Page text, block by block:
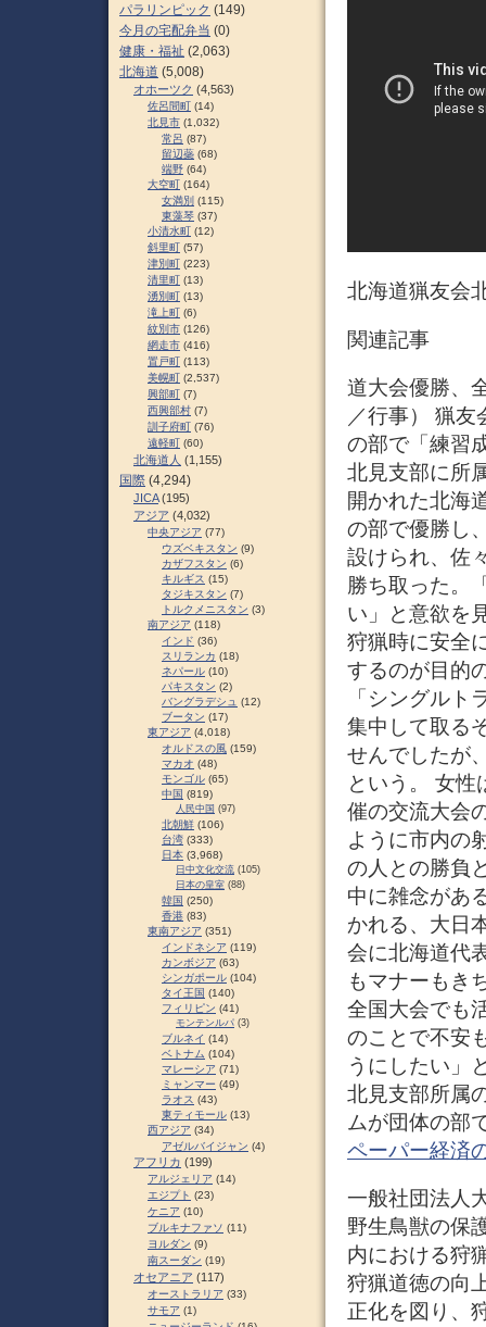
北海道猟友会
関連記事
道大会優勝、
／行事） 猟
の部で「練習
北見支部に所
開かれた北海
の部で優勝し
設けられ、佐
勝ち取った。
い」と意欲を
狩猟時に安全
するのが目的
「シングル
集中して取る
せんでしたが
という。 女
催の交流大会
ように市内の
の人との勝負
中に雑念があ
かれる、大日
会に北海道代
もマナーもき
全国大会でも
のことで不安
うにしたい」
北見支部所属
ムが団体の部
ペーパー経済
一般社団法人
野生鳥獣の保
内における狩
狩猟道徳の向
正化を図り、
パラリンピック (149)
今月の宅配弁当 (0)
健康・福祉 (2,063)
北海道 (5,008)
オホーツク (4,563)
佐呂間町 (14)
北見市 (1,032)
常呂 (87)
留辺蘂 (68)
端野 (64)
大空町 (164)
女満別 (115)
東藻琴 (37)
小清水町 (12)
斜里町 (57)
津別町 (223)
清里町 (13)
湧別町 (13)
滝上町 (6)
紋別市 (126)
網走市 (416)
置戸町 (113)
美幌町 (2,537)
興部町 (7)
西興部村 (7)
訓子府町 (76)
遠軽町 (60)
北海道人 (1,155)
国際 (4,294)
JICA(195)
アジア (4,032)
中央アジア (77)
ウズベキスタン (9)
カザフスタン (6)
キルギス (15)
タジキスタン (7)
トルクメニスタン (3)
南アジア (118)
インド (36)
スリランカ (18)
ネパール (10)
パキスタン (2)
バングラデシュ (12)
ブータン (17)
東アジア (4,018)
オルドスの風 (159)
マカオ (48)
モンゴル (65)
中国 (819)
人民中国 (97)
北朝鮮 (106)
台湾 (333)
日本 (3,968)
日中文化交流 (105)
日本の皇室 (88)
韓国 (250)
香港 (83)
東南アジア (351)
インドネシア (119)
カンボジア (63)
シンガポール (104)
タイ王国 (140)
フィリピン (41)
モンテンルパ (3)
ブルネイ (14)
ベトナム (104)
マレーシア (71)
ミャンマー (49)
ラオス (43)
東ティモール (13)
西アジア (34)
アゼルバイジャン (4)
アフリカ (199)
アルジェリア (14)
エジプト (23)
ケニア (10)
ブルキナファソ (11)
ヨルダン (9)
南スーダン (19)
オセアニア (117)
オーストラリア (33)
サモア (1)